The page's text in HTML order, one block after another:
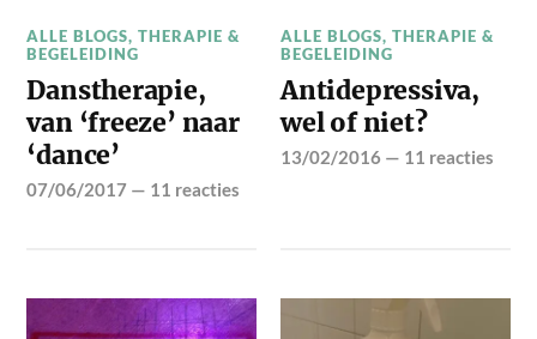
ALLE BLOGS,THERAPIE &
BEGELEIDING
Danstherapie,
van ‘freeze’ naar
‘dance’
07/06/2017 — 11 reacties
ALLE BLOGS,THERAPIE &
BEGELEIDING
Antidepressiva,
wel of niet?
13/02/2016 — 11 reacties